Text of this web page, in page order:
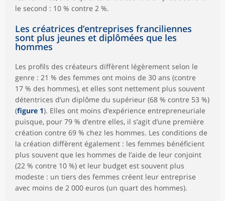
le second : 10 % contre 2 %.
Les créatrices d’entreprises franciliennes
sont plus jeunes et diplômées que les
hommes
Les profils des créateurs diffèrent légèrement selon le
genre : 21 % des femmes ont moins de 30 ans (contre
17 % des hommes), et elles sont nettement plus souvent
détentrices d’un diplôme du supérieur (68 % contre 53 %)
(figure 1). Elles ont moins d’expérience entrepreneuriale
puisque, pour 79 % d’entre elles, il s’agit d’une première
création contre 69 % chez les hommes. Les conditions de
la création diffèrent également : les femmes bénéficient
plus souvent que les hommes de l’aide de leur conjoint
(22 % contre 10 %) et leur budget est souvent plus
modeste : un tiers des femmes créent leur entreprise
avec moins de 2 000 euros (un quart des hommes).